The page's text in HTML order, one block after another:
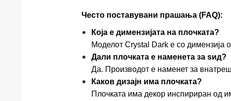
Често поставувани прашања (FAQ):
Која е димензијата на плочката?
Моделот Crystal Dark е со димензија
Дали плочката е наменета за ѕид?
Да. Производот е наменет за
Каков дизајн има плочката?
Плочката има декор инспириран од